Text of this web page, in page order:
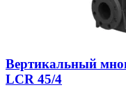
Вертикальный
LCR 45/4